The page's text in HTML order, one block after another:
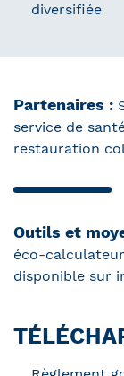
diversifiée
Partenaires :
service de
restauration
Outils et
éco-
disponible sur